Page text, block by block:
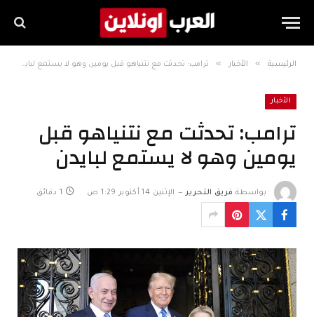
الرئيسية » الأخبار » ترامب: تحدثت مع نتنياهو قبل يومين وهو لا يستمع لبايدن
الأخبار
ترامب: تحدثت مع نتنياهو قبل
يومين وهو لا يستمع لبايدن
بواسطة فريق التحرير الإثنين 14 أكتوبر 1:29 ص 1 دقائق